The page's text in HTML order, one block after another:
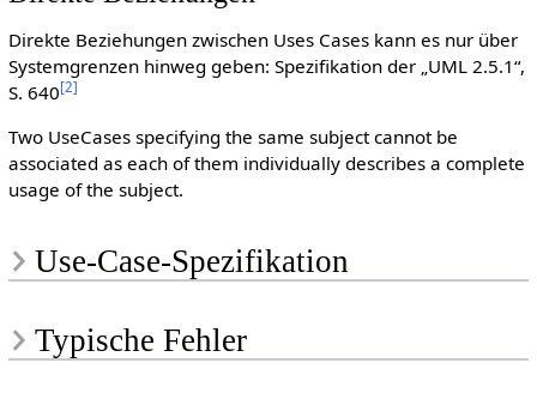
Direkte Beziehungen zwischen Uses Cases kann es nur über
Systemgrenzen hinweg geben: Spezifikation der „UML 2.5.1“,
S. 640[2]
Two UseCases specifying the same subject cannot be
associated as each of them individually describes a complete
usage of the subject.
Use-Case-Spezifikation
Typische Fehler